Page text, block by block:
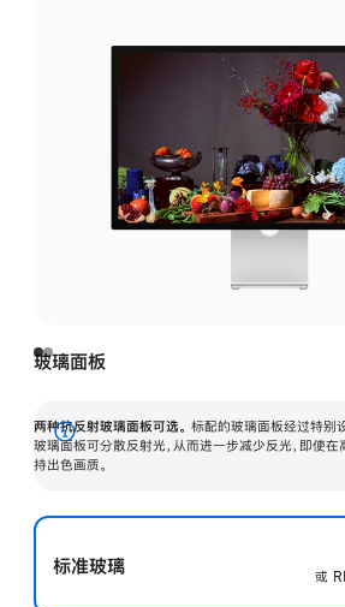
玻璃面板
两种抗反射玻璃面板可选。 标配的玻璃面板经过特别
玻璃面板可分散反射光，从而进一步减少反光，即使
持出色画质。
展
开
标准玻璃
或